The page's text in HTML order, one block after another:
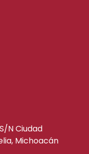
N Ciudad
Michoacán